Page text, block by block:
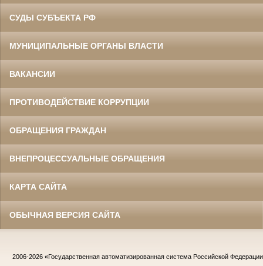
СУДЫ СУБЪЕКТА РФ
МУНИЦИПАЛЬНЫЕ ОРГАНЫ ВЛАСТИ
ВАКАНСИИ
ПРОТИВОДЕЙСТВИЕ КОРРУПЦИИ
ОБРАЩЕНИЯ ГРАЖДАН
ВНЕПРОЦЕССУАЛЬНЫЕ ОБРАЩЕНИЯ
КАРТА САЙТА
ОБЫЧНАЯ ВЕРСИЯ САЙТА
2006-2026 «Государственная автоматизированная система Российской